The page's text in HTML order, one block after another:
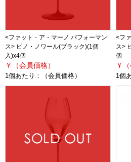
<ファット・ア・マーノ パフォーマン
ス> ピノ・ノワール(ブラック)(1個
入)x4個
￥（会員価格）
1個あたり： （会員価格）
<フ
ス>
個
￥
1個